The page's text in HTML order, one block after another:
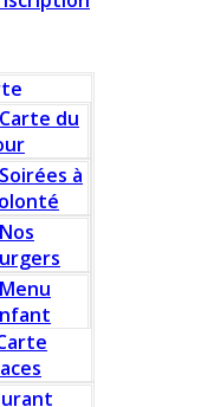
Carte du
Soirées à
Nos
Menu